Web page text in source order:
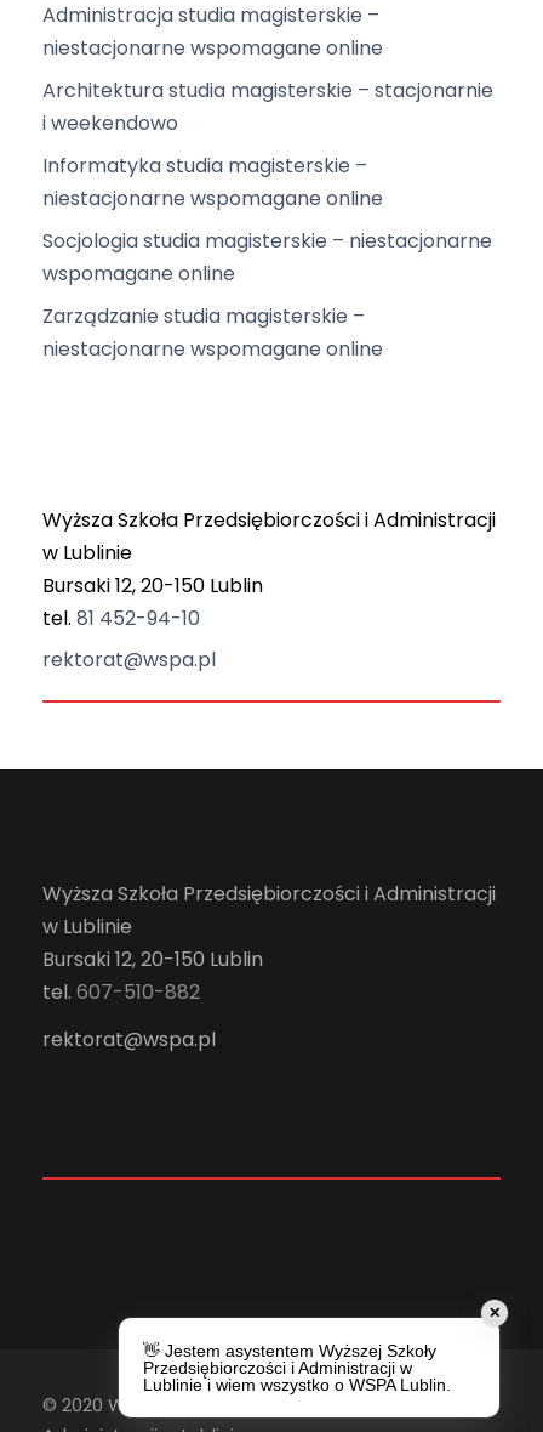
Administracja studia magisterskie –
niestacjonarne wspomagane online
Architektura studia magisterskie – stacjonarnie
i weekendowo
Informatyka studia magisterskie –
niestacjonarne wspomagane online
Socjologia studia magisterskie – niestacjonarne
wspomagane online
Zarządzanie studia magisterskie –
niestacjonarne wspomagane online
Wyższa Szkoła Przedsiębiorczości i Administracji
w Lublinie
Bursaki 12, 20-150 Lublin
tel. 81 452-94-10
rektorat@wspa.pl
Wyższa Szkoła Przedsiębiorczości i Administracji
w Lublinie
Bursaki 12, 20-150 Lublin
tel. 607-510-882
rektorat@wspa.pl
© 2020 Wyższa Szkoła Przedsiębiorczości i
✕
👋 Jestem asystentem Wyższej Szkoły
Przedsiębiorczości i Administracji w
Lublinie i wiem wszystko o WSPA Lublin.